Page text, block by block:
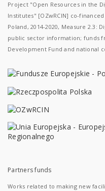
Project "Open Resources in the
Institutes" [OZwRCIN] co-
Poland, 2014-2020, Measure 2.3:
public sector information; funds
Development Fund and national
Partners funds
Works related to making new